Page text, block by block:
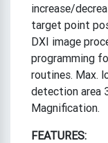
increase/
target point
DXI image
programming
routines. Max.
detection area
Magnification.
FEATURES: